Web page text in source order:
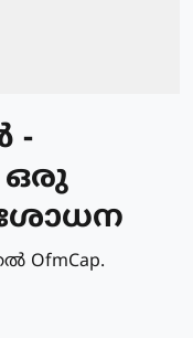
-
ഒരു
OfmCap.